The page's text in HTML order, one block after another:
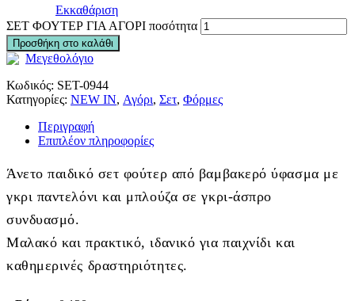
Εκκαθάριση
ΣΕΤ ΦΟΥΤΕΡ ΓΙΑ ΑΓΟΡΙ ποσότητα
Προσθήκη στο καλάθι
Μεγεθολόγιο
Κωδικός: SET-0944
Κατηγορίες: NEW IN, Αγόρι, Σετ, Φόρμες
Περιγραφή
Επιπλέον πληροφορίες
Άνετο παιδικό σετ φούτερ από βαμβακερό ύφασμα με
γκρι παντελόνι και μπλούζα σε γκρι-άσπρο
συνδυασμό.
Μαλακό και πρακτικό, ιδανικό για παιχνίδι και
καθημερινές δραστηριότητες.